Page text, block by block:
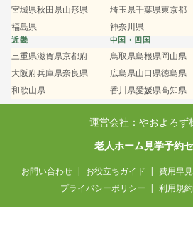
宮城県秋田県山形県
福島県
埼玉県千葉県東京都
神奈川県
近畿
三重県滋賀県京都府
大阪府兵庫県奈良県
和歌山県
中国・四国
鳥取県島根県岡山県
広島県山口県徳島県
香川県愛媛県高知県
運営会社：やおよろず
老人ホーム見学予約
お問い合わせ お役立ちガイド 費用早
プライバシーポリシー
利用規約